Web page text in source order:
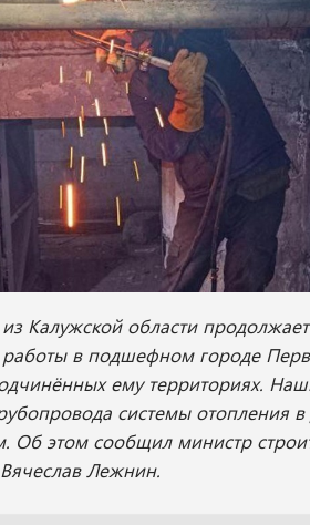
Калужской области
работы в подшефном городе
ему территориях.
системы отопления
Об этом сообщил министр
Лежнин.